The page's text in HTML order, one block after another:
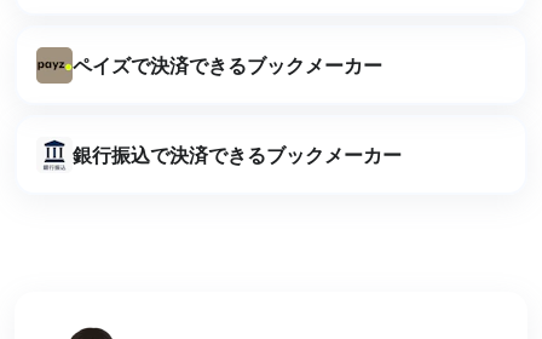
ペイズで決済できるブックメーカー
銀行振込で決済できるブックメーカー